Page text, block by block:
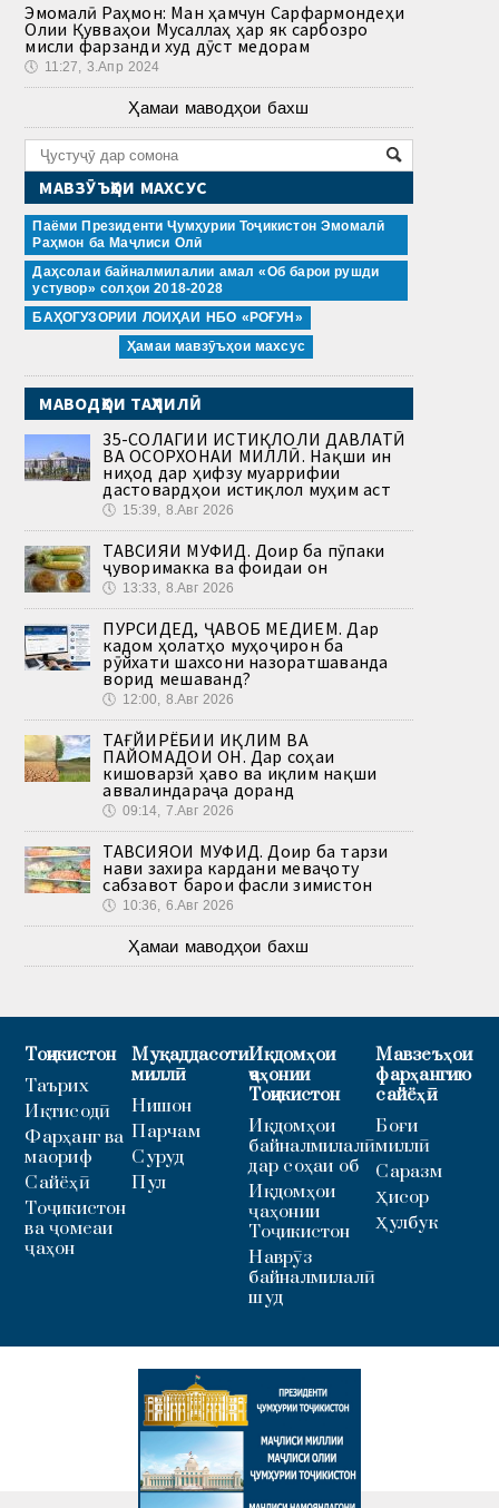
Эмомалӣ Раҳмон: Ман ҳамчун Сарфармондеҳи
Олии Қувваҳои Мусаллаҳ ҳар як сарбозро
мисли фарзанди худ дӯст медорам
🕔 11:27, 3.Апр 2024
Ҳамаи маводҳои бахш
МАВЗӮЪҲОИ МАХСУС
Паёми Президенти Ҷумҳурии Тоҷикистон Эмомалӣ
Раҳмон ба Маҷлиси Олӣ
Даҳсолаи байналмилалии амал «Об барои рушди
устувор» солҳои 2018-2028
БАҲОГУЗОРИИ ЛОИҲАИ НБО «РОҒУН»
Ҳамаи мавзӯъҳои махсус
МАВОДҲОИ ТАҲЛИЛӢ
35-СОЛАГИИ ИСТИҚЛОЛИ ДАВЛАТӢ
ВА ОСОРХОНАИ МИЛЛӢ. Нақши ин
ниҳод дар ҳифзу муаррифии
дастовардҳои истиқлол муҳим аст
🕔 15:39, 8.Авг 2026
ТАВСИЯИ МУФИД. Доир ба пӯпаки
ҷуворимакка ва фоидаи он
🕔 13:33, 8.Авг 2026
ПУРСИДЕД, ҶАВОБ МЕДИҲЕМ. Дар
кадом ҳолатҳо муҳоҷирон ба
рӯйхати шахсони назоратшаванда
ворид мешаванд?
🕔 12:00, 8.Авг 2026
ТАҒЙИРЁБИИ ИҚЛИМ ВА
ПАЙОМАДҲОИ ОН. Дар соҳаи
кишоварзӣ ҳаво ва иқлим нақши
аввалиндараҷа доранд
🕔 09:14, 7.Авг 2026
ТАВСИЯҲОИ МУФИД. Доир ба тарзи
нави захира кардани меваҷоту
сабзавот барои фасли зимистон
🕔 10:36, 6.Авг 2026
Ҳамаи маводҳои бахш
Тоҷикистон
Таърих
Иқтисодӣ
Фарҳанг ва
маориф
Сайёҳӣ
Тоҷикистон
ва ҷомеаи
ҷаҳон
Муқаддасоти
миллӣ
Нишон
Парчам
Суруд
Пул
Иқдомҳои
ҷаҳонии
Тоҷикистон
Иқдомҳои
байналмилалӣ
дар соҳаи об
Иқдомҳои
ҷаҳонии
Тоҷикистон
Наврӯз
байналмилалӣ
шуд
Мавзеъҳои
фарҳангию
сайёҳӣ
Боғи
миллӣ
Саразм
Ҳисор
Ҳулбук